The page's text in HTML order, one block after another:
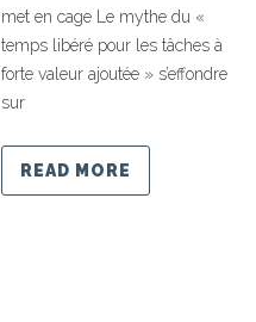
met en cage Le mythe du «
temps libéré pour les tâches à
forte valeur ajoutée » s’effondre
sur
READ MORE